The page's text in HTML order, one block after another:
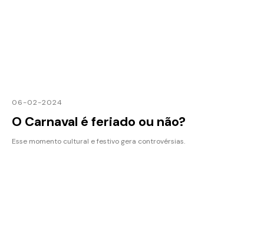
06-02-2024
O Carnaval é feriado ou não?
Esse momento cultural e festivo gera controvérsias.